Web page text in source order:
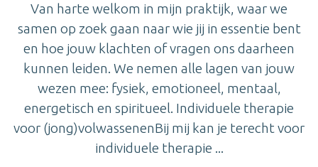
Van harte welkom in mijn praktijk, waar we
samen op zoek gaan naar wie jij in essentie bent
en hoe jouw klachten of vragen ons daarheen
kunnen leiden. We nemen alle lagen van jouw
wezen mee: fysiek, emotioneel, mentaal,
energetisch en spiritueel. Individuele therapie
voor (jong)volwassenenBij mij kan je terecht voor
individuele therapie ...